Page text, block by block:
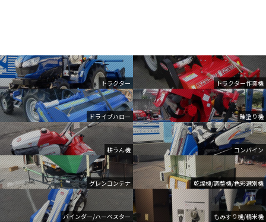
トラクター トラクター作業機
ドライブハロー 畦塗り機
耕うん機 コンバイン
グレンコンテナ 乾燥機/調整機/色彩選別機
バインダー/ハーベスター もみすり機/精米機